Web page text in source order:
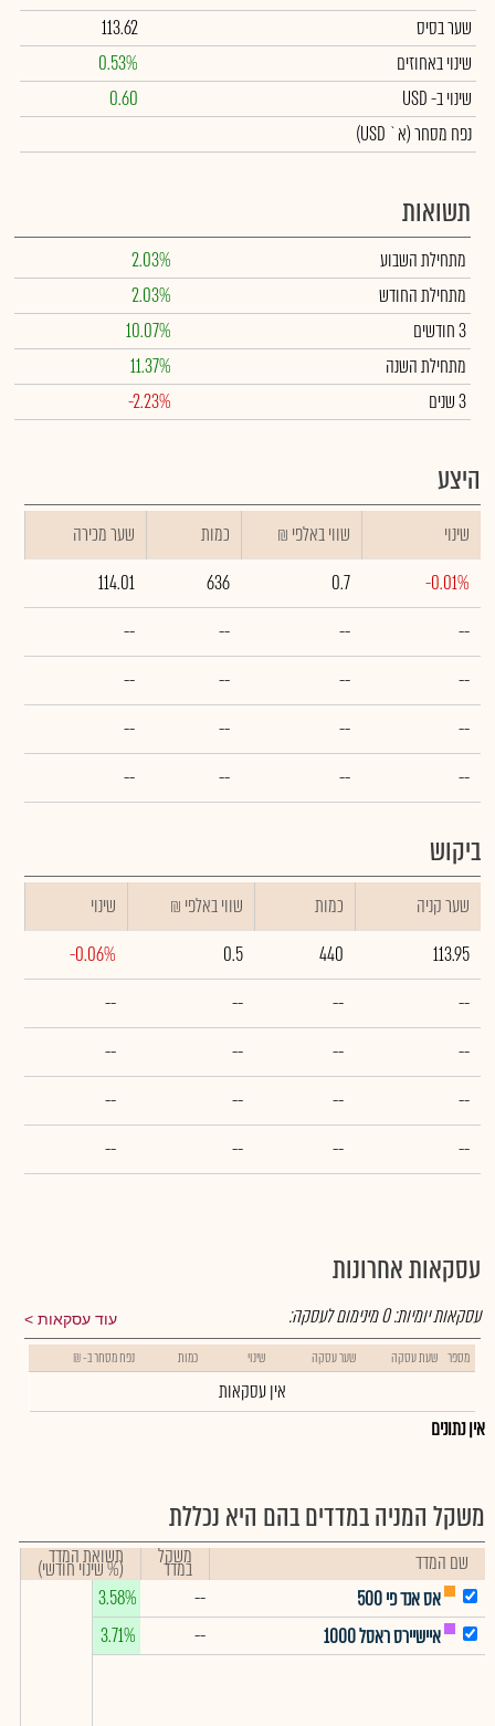
שער בסיס
113.62
שינוי באחוזים
0.53%
שינויב- USD
0.60
נפח מסחר(א` USD)
תשואות
מתחילת השבוע
2.03%
מתחילת החודש
2.03%
3 חודשים
10.07%
מתחילת השנה
11.37%
3 שנים
-2.23%
היצע
שינוי ₪ שווי באלפי כמות
שער מכירה
-0.01%
0.7
636
114.01
--
--
--
--
--
--
--
--
--
--
--
--
--
--
--
--
ביקוש
שער קניה כמות ₪ שווי באלפי
שינוי
113.95
440
0.5
-0.06%
--
--
--
--
--
--
--
--
--
--
--
--
--
--
--
--
עסקאות אחרונות
עוד עסקאות עסקאות יומיות:0מינימום לעסקה:
מספר שעת עסקה שער עסקה שינוי כמות נפח מסחר ב- ₪
אין עסקאות
אין נתונים
משקל המניה במדדים בהם היא נכללת
שם המדד משקל
במדד תשואת המדד
(% שינוי חודשי)
אס אנד פי 500
--
3.58%
איישיירס ראסל 1000
--
3.71%